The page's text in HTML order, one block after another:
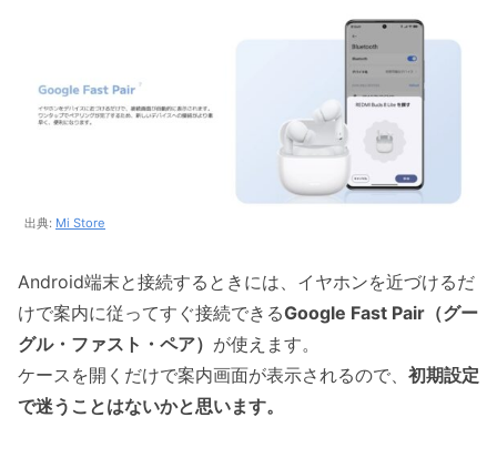
出典: Mi Store
Android端末と接続するときには、イヤホンを近づけるだ
けで案内に従ってすぐ接続できるGoogle Fast Pair（グー
グル・ファスト・ペア） が使えます。
ケースを開くだけで案内画面が表示されるので、 初期設定
で迷うことはないかと思います。